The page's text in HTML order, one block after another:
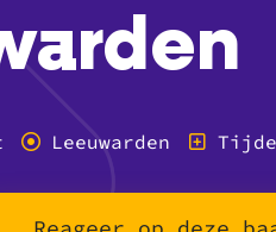
Leeuwarden